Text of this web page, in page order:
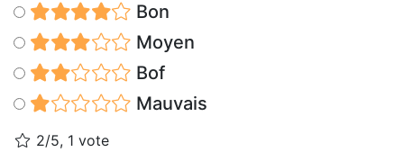
Bon
Moyen
Bof
Mauvais
2/5, 1 vote